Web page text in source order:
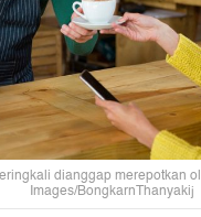
dianggap merepotkan
Images/BongkarnThanyakij